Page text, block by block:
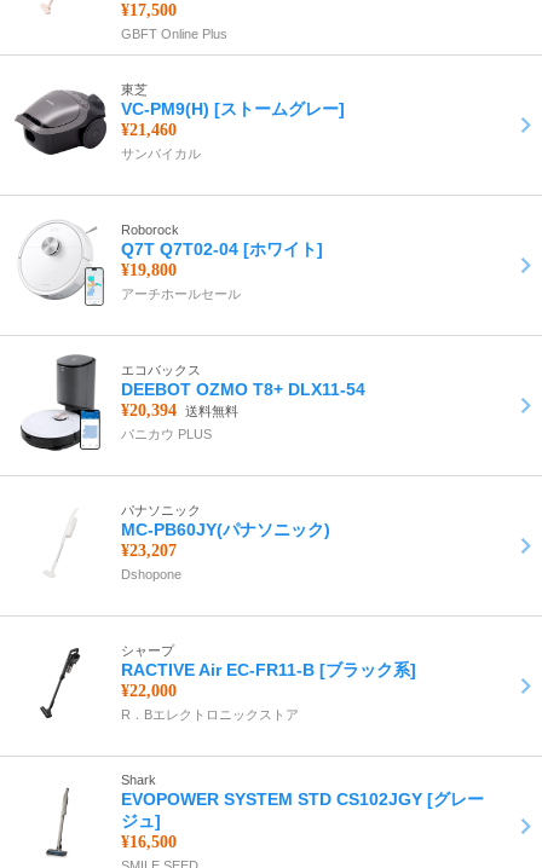
¥17,500
GBFT Online Plus
東芝
VC-PM9(H) [ストームグレー]
¥21,460
サンバイカル
Roborock
Q7T Q7T02-04 [ホワイト]
¥19,800
アーチホールセール
エコバックス
DEEBOT OZMO T8+ DLX11-54
¥20,394 送料無料
パニカウ PLUS
パナソニック
MC-PB60JY(パナソニック)
¥23,207
Dshopone
シャープ
RACTIVE Air EC-FR11-B [ブラック系]
¥22,000
R．Bエレクトロニックストア
Shark
EVOPOWER SYSTEM STD CS102JGY [グレー
ジュ]
¥16,500